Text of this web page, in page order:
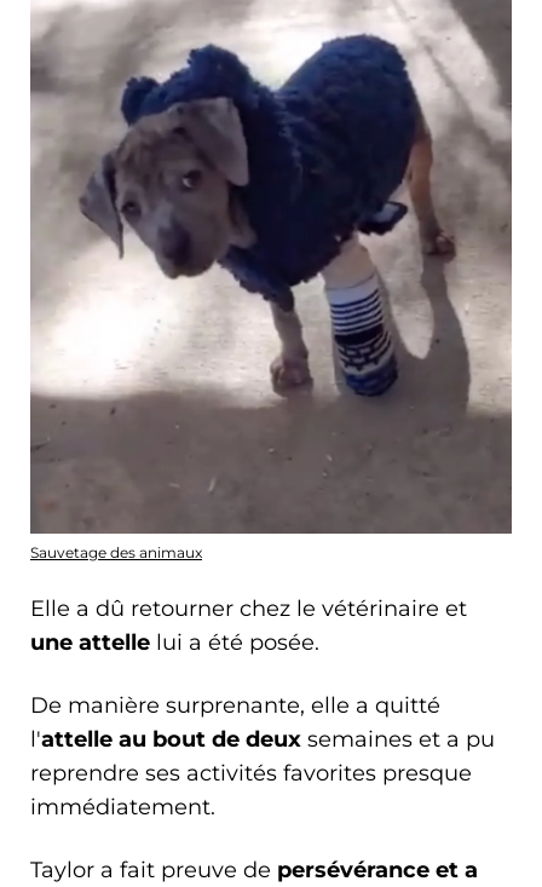
Sauvetage des animaux
Elle a dû retourner chez le vétérinaire et
une attelle lui a été posée.
De manière surprenante, elle a quitté
l'attelle au bout de deux semaines et a pu
reprendre ses activités favorites presque
immédiatement.
Taylor a fait preuve de persévérance et a